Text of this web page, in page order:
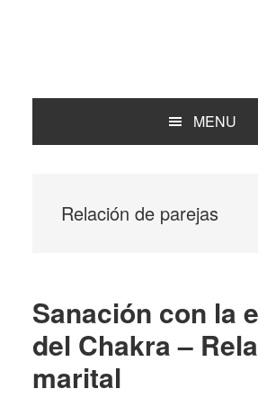
MENU
Relación de parejas
Sanación con la
del Chakra –
marital